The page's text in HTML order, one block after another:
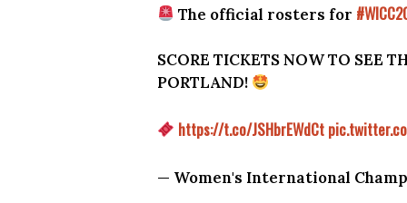
The official rosters for
SCORE TICKETS NOW TO SEE
PORTLAND!
https://t.co/JSHbrEWdCt
— Women's International